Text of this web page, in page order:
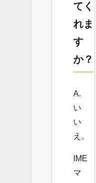
てく
れま
す
か？
A.
い
い
え。
IME
マ